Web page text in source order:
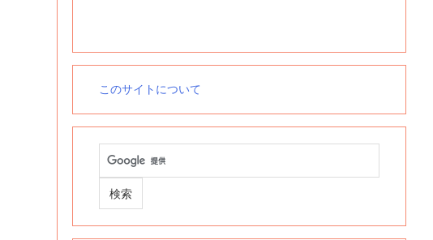
このサイトについて